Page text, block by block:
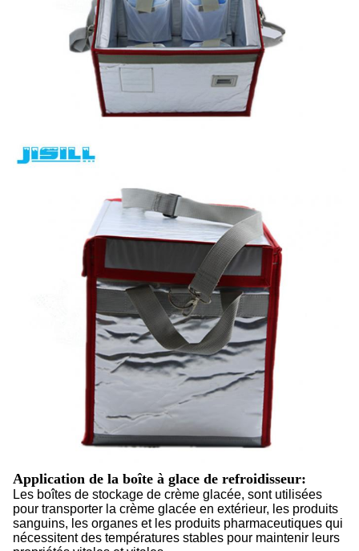
Application de la boîte à glace de refroidisseur:
Les boîtes de stockage de crème glacée, sont utilisées
pour transporter la crème glacée en extérieur, les produits
sanguins, les organes et les produits pharmaceutiques qui
nécessitent des températures stables pour maintenir leurs